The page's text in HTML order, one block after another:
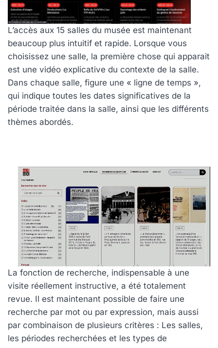
L’accès aux 15 salles du musée est maintenant
beaucoup plus intuitif et rapide. Lorsque vous
choisissez une salle, la première chose qui apparait
est une vidéo explicative du contexte de la salle.
Dans chaque salle, figure une « ligne de temps »,
qui indique toutes les dates significatives de la
période traitée dans la salle, ainsi que les différents
thèmes abordés.
La fonction de recherche, indispensable à une
visite réellement instructive, a été totalement
revue. Il est maintenant possible de faire une
recherche par mot ou par expression, mais aussi
par combinaison de plusieurs critères : Les salles,
les périodes recherchées et les types de